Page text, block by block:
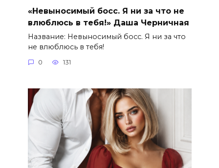
«Невыносимый босс. Я ни за что не
влюблюсь в тебя!» Даша Черничная
Название: Невыносимый босс. Я ни за что
не влюблюсь в тебя!
0 131